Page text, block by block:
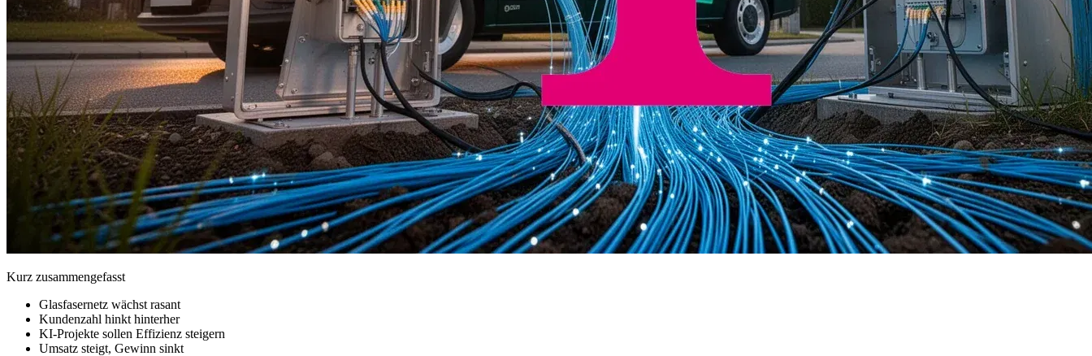
Kurz zusammengefasst
Glasfasernetz wächst rasant
Kundenzahl hinkt hinterher
KI-Projekte sollen Effizienz steigern
Umsatz steigt, Gewinn sinkt